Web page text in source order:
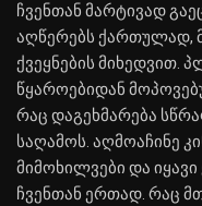
ჩვენთან მარტივად
აღწერებს ქართულად,
ქვეყნების
წყაროებიდან
რაც დაგეხმარება
საღამოს. აღმოაჩინე
მიმოხილვები და
ჩვენთან ერთად. რაც